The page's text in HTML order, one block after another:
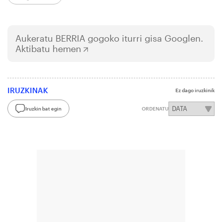
Aukeratu BERRIA gogoko iturri gisa Googlen.
Aktibatu hemen
IRUZKINAK Ez dago iruzkinik
Iruzkin bat egin ORDENATU